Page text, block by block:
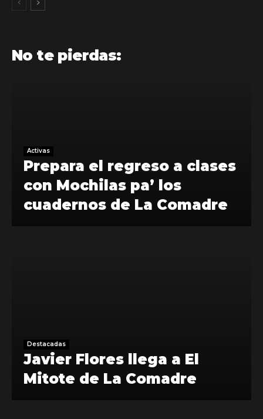
No te pierdas:
Activas
Prepara el regreso a clases
con Mochilas pa’ los
cuadernos de La Comadre
Destacadas
Javier Flores llega a El
Mitote de La Comadre